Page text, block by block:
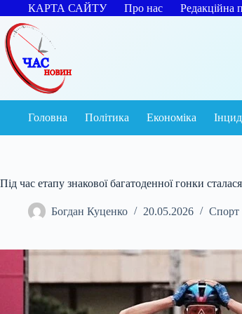
Перейти
до
вмісту
КАРТА САЙТУ Про нас Редакційна
Головна Політика Економіка
Під час етапу знакової багатоденної гонки
Богдан Куценко 20.05.2026 Спорт